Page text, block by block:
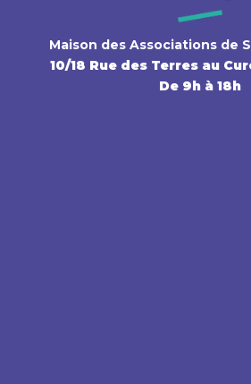
Maison des Associations de
10/18 Rue des Terres au
De 9h à 18h